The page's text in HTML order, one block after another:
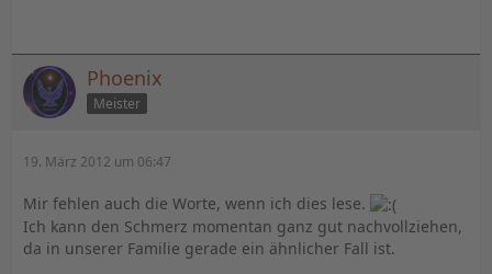
Phoenix
Meister
19. März 2012 um 06:47
Mir fehlen auch die Worte, wenn ich dies lese.
Ich kann den Schmerz momentan ganz gut nachvollziehen,
da in unserer Familie gerade ein ähnlicher Fall ist.